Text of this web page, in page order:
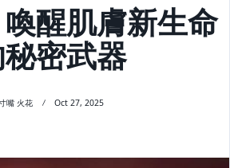
醒肌膚新生命
密武器
嘴 火花 Oct 27, 2025